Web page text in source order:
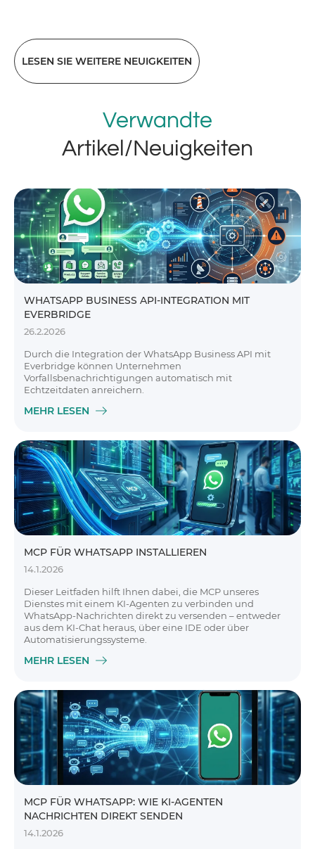
LESEN SIE WEITERE NEUIGKEITEN
Verwandte
Artikel/Neuigkeiten
WHATSAPP BUSINESS API-INTEGRATION MIT
EVERBRIDGE
26.2.2026
Durch die Integration der WhatsApp Business API mit
Everbridge können Unternehmen
Vorfallsbenachrichtigungen automatisch mit
Echtzeitdaten anreichern.
MEHR LESEN
MCP FÜR WHATSAPP INSTALLIEREN
14.1.2026
Dieser Leitfaden hilft Ihnen dabei, die MCP unseres
Dienstes mit einem KI-Agenten zu verbinden und
WhatsApp-Nachrichten direkt zu versenden – entweder
aus dem KI-Chat heraus, über eine IDE oder über
Automatisierungssysteme.
MEHR LESEN
MCP FÜR WHATSAPP: WIE KI-AGENTEN
NACHRICHTEN DIREKT SENDEN
14.1.2026